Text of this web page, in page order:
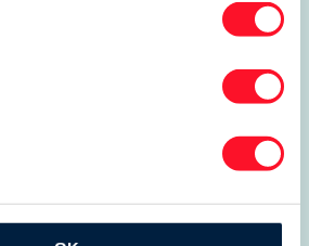
het leukste vak!
waar ruim 450 bedrijven